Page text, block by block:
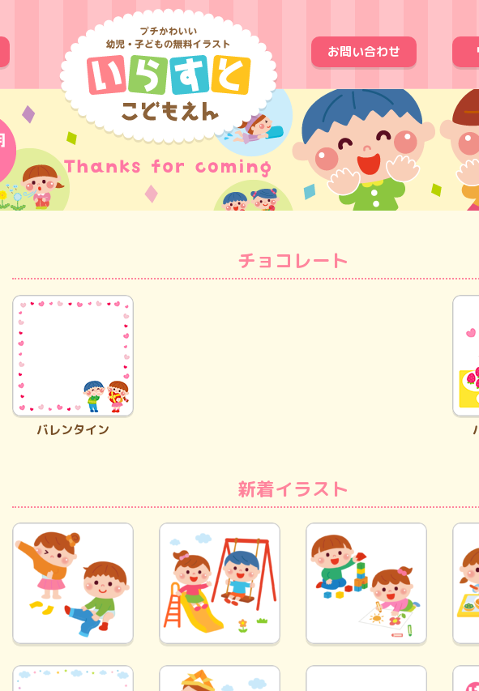
お問い合わせ
チョコレート
バレンタイン
新着イラスト